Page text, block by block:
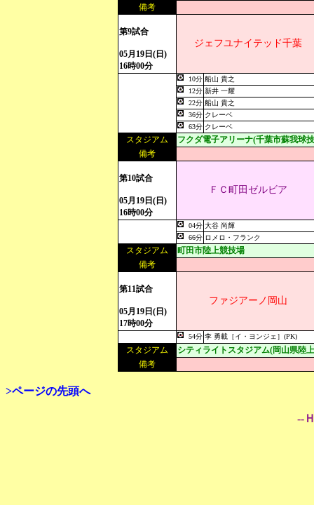
備考
第9試合
05月19日(日)
16時00分
ジェフユナイテッド千葉
10分 船山 貴之
12分 新井 一耀
22分 船山 貴之
36分 クレーベ
63分 クレーベ
スタジアム
フクダ電子アリーナ(千葉市蘇我球
備考
第10試合
05月19日(日)
16時00分
ＦＣ町田ゼルビア
04分 大谷 尚輝
66分 ロメロ・フランク
スタジアム
町田市陸上競技場
備考
第11試合
05月19日(日)
17時00分
ファジアーノ岡山
54分 李 勇載［イ・ヨンジェ］(PK)
スタジアム
シティライトスタジアム(岡山県陸
備考
>ページの先頭へ
--